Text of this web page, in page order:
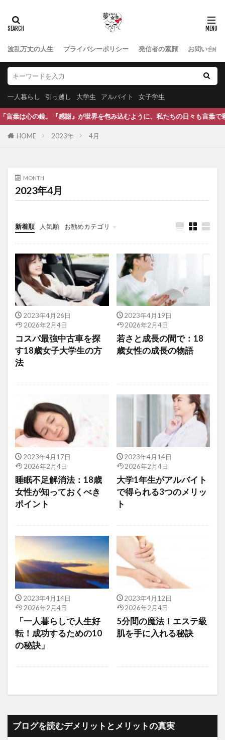
波乱万丈の人生 プライバシーポリシー 発信者の素顔 お問い合わ
一人暮らし 引っ越し 大学生 アルバイト 女子学生
謝』が世界を包み込むように、私たちの日々も言葉で彩られます。 ど
HOME 2023年 4月
MONTH
2023年4月
新着順 人気順 お勧めカテゴリ
一人暮らしの準備ガイド
2023年4月26日
2026年2月4日
コスパ最強中古車を探
す18歳女子大学生の方
法
2023年4月19日
2026年2月4日
若さと成長の間で：18
歳女性の成長の物語
2023年4月17日
2026年2月4日
睡眠不足解消法：18歳
女性が知っておくべき
ポイント
2023年4月14日
2026年2月4日
大学1年生がアルバイト
で得られる3つのメリッ
ト
2023年4月14日
2026年2月4日
「一人暮らしで人生好
転！成功するための10
の秘訣」
2023年4月12日
2026年2月4日
5分間の魔法！エステ級
肌を手に入れる秘訣
ブログを読むデメリットとメリットの真実